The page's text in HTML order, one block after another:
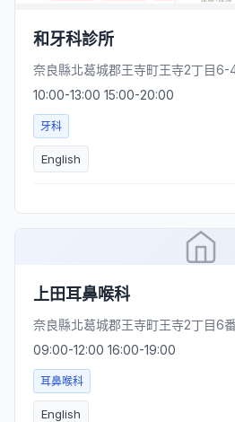
和牙科診所
奈良縣北葛城郡王寺町王寺2丁目6-
10:00-13:00 15:00-20:00
牙科
English
上田耳鼻喉科
奈良縣北葛城郡王寺町王寺2丁目6
09:00-12:00 16:00-19:00
耳鼻喉科
English